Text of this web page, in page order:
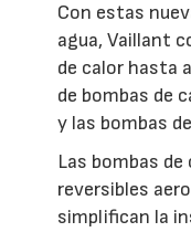
Con estas
agua, Vaillant
de calor hasta
de bombas de
y las bombas
Las bombas
reversibles
simplifican la